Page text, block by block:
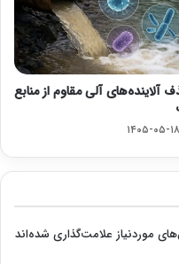
آلاینده‌های آلی مقاوم از منابع
۱۴۰۵-۰۵-۱۸
موردنیاز علامت‌گذاری شده‌اند